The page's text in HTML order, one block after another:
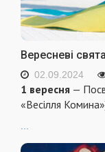
Вересневі
02.09.2024
1 вересня —
«Весілля